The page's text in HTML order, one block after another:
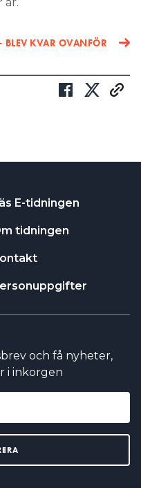
BLEV KVAR OVANFÖR
E-tidningen
tidningen
och få nyheter,
i inkorgen